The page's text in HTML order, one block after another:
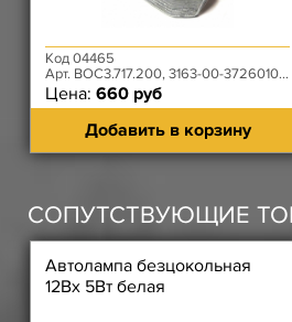
Код 04465
Арт. ВОС3.717.200, 3163-00-3726010-10
Цена: 660 руб
Добавить в корзину
СОПУТСТВУЮЩИЕ
Автолампа безцокольная
12Вх 5Вт белая